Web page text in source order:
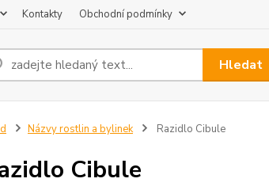
Kontakty Obchodní podmínky
Hledat
Názvy rostlin a bylinek Razidlo Cibule
Cibule